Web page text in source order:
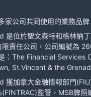
家公司共同使用的業務品牌
是位於聖文森特和格林納
限責任公司，公司編號為
：The Financial Services
St.Vincent & the
獲加拿大金融情報部門
監管，MSB牌照